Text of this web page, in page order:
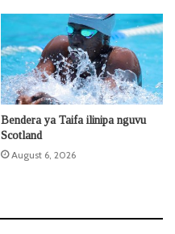
Bendera ya Taifa ilinipa nguvu
Scotland
August 6, 2026